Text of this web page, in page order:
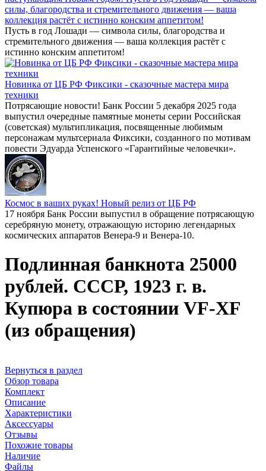
силы, благородства и стремительного движения — ваша
коллекция растёт с истинно конским аппетитом!
Пусть в год Лошади — символа силы, благородства и
стремительного движения — ваша коллекция растёт с
истинно конским аппетитом!
Новинка от ЦБ РФ Фиксики - сказочные мастера мира
техники
Потрясающие новости! Банк России 5 декабря 2025 года
выпустил очередные памятные монеты серии Российская
(советская) мультипликация, посвященные любимым
персонажам мультсериала Фиксики, созданного по мотивам
повести Эдуарда Успенского «Гарантийные человечки».
Космос в ваших руках! Новый релиз от ЦБ РФ
17 ноября Банк России выпустил в обращение потрясающую
серебряную монету, отражающую историю легендарных
космических аппаратов Венера-9 и Венера-10.
Подлинная банкнота 25000
рублей. СССР, 1923 г. в.
Купюра в состоянии VF-XF
(из обращения)
Вернуться в раздел
Обзор товара
Комплект
Описание
Характеристики
Аксессуары
Отзывы
Похожие товары
Наличие
Файлы